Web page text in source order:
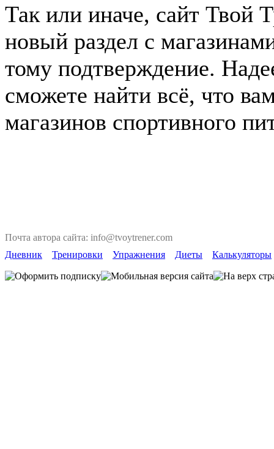
Так или иначе, сайт Твой
новый раздел с
тому подтверждение.
сможете найти всё, что
магазинов спортивного
Почта автора сайта: info@tvoytrener.com
Дневник
Тренировки Упражнения Диеты Калькуляторы